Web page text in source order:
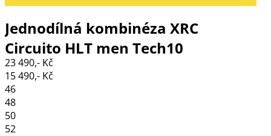
Jednodílná kombinéza XRC
Circuito HLT men Tech10
black/grey/red
23 490,- Kč
15 490,- Kč
46
48
50
52